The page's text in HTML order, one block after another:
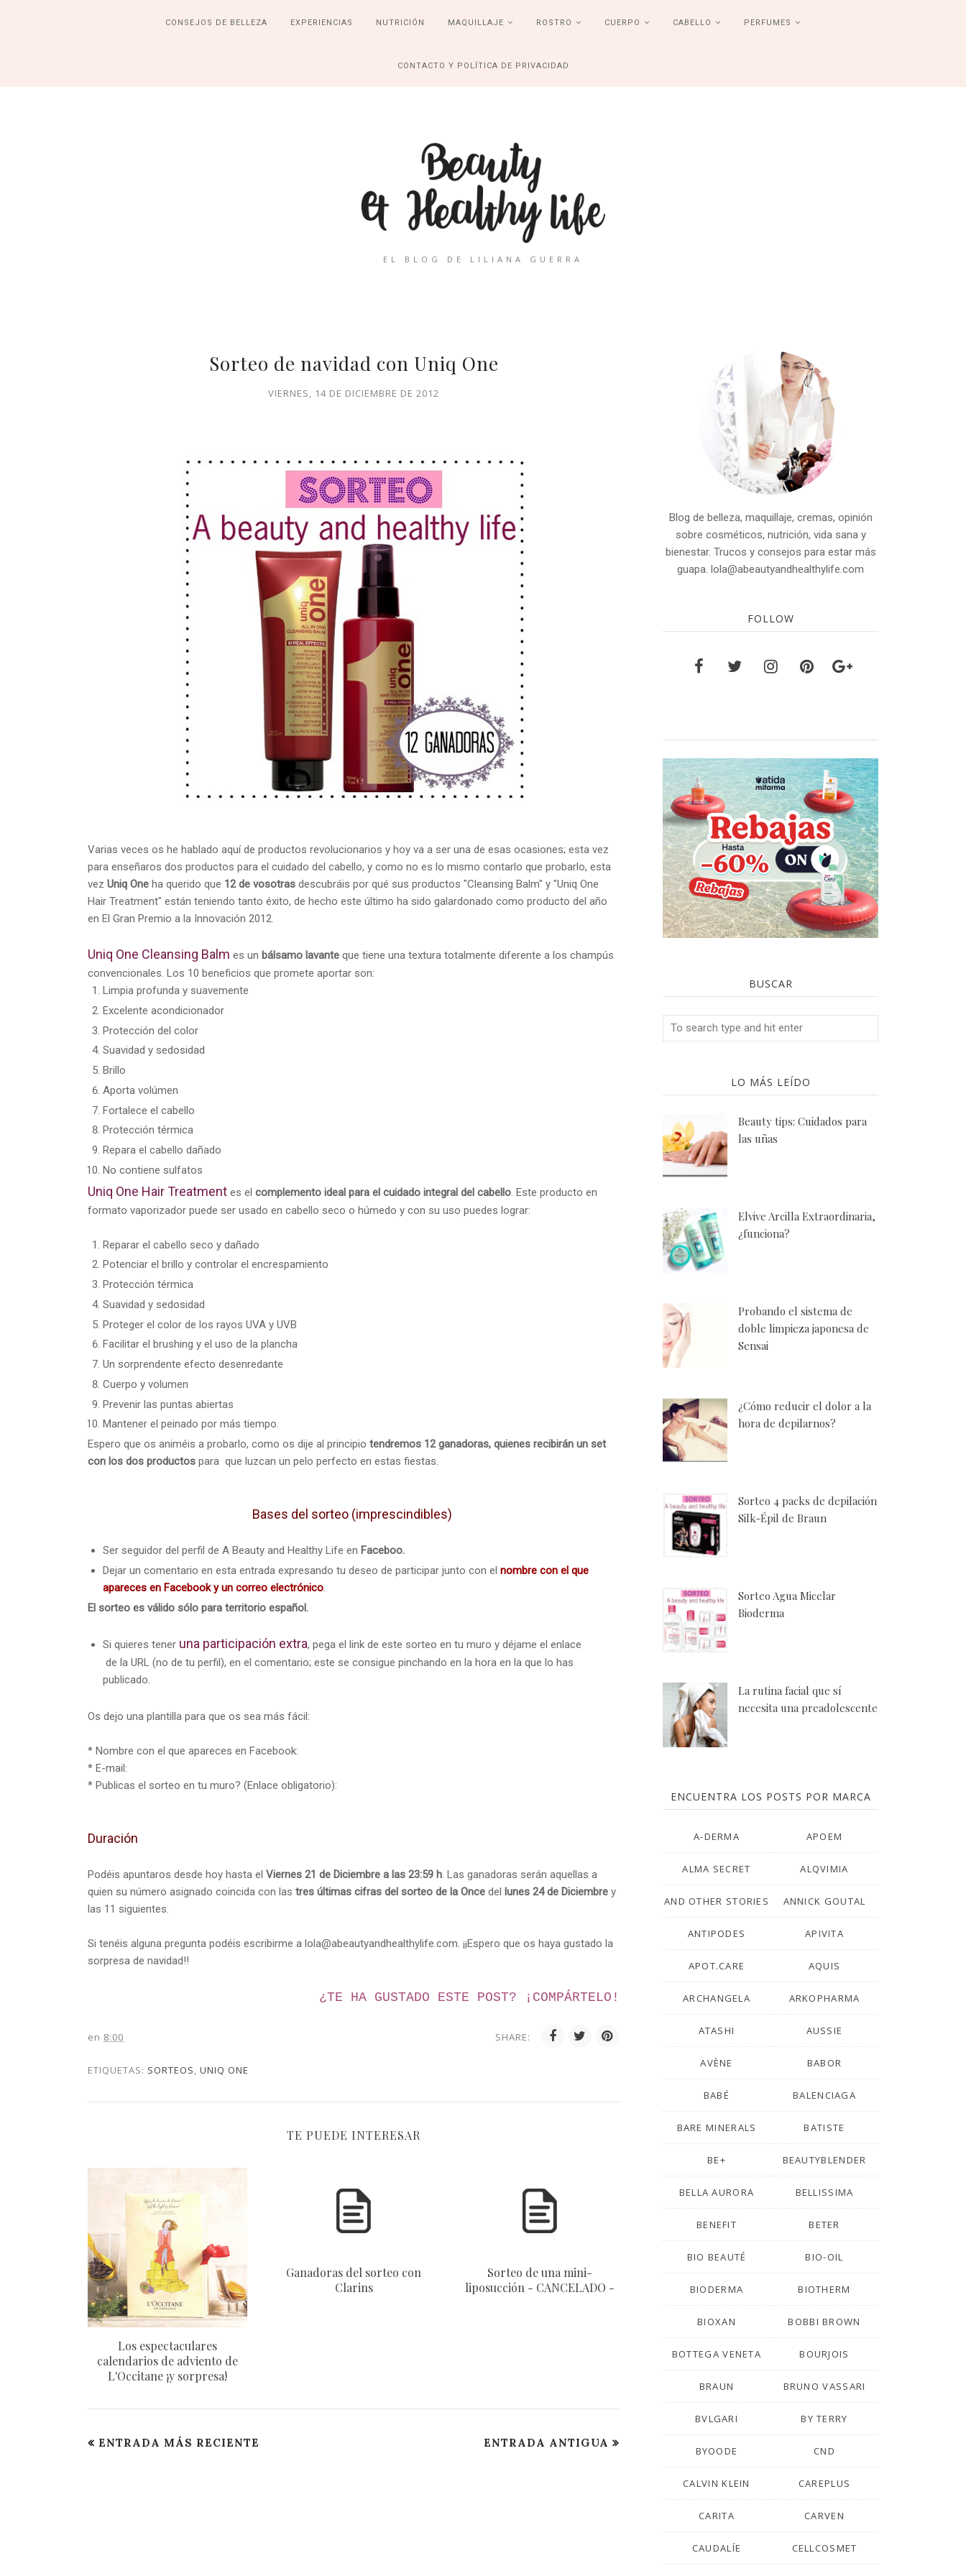
CONSEJOS DE BELLEZA EXPERIENCIAS NUTRICIÓN MAQUILLAJE ROSTRO CUERPO CABELLO PERFUMES
CONTACTO Y POLÍTICA DE PRIVACIDAD
EL BLOG DE LILIANA GUERRA
Sorteo de navidad con Uniq One
VIERNES, 14 DE DICIEMBRE DE 2012
Varias veces os he hablado aquí de productos revolucionarios y hoy va a ser una de esas ocasiones; esta vez
para enseñaros dos productos para el cuidado del cabello, y como no es lo mismo contarlo que probarlo, esta
vez Uniq One ha querido que 12 de vosotras descubráis por qué sus productos "Cleansing Balm" y "Uniq One
Hair Treatment" están teniendo tanto éxito, de hecho este último ha sido galardonado como producto del año
en El Gran Premio a la Innovación 2012.
Uniq One Cleansing Balm es un bálsamo lavante que tiene una textura totalmente diferente a los champús
convencionales. Los 10 beneficios que promete aportar son:
Limpia profunda y suavemente
Excelente acondicionador
Protección del color
Suavidad y sedosidad
Brillo
Aporta volúmen
Fortalece el cabello
Protección térmica
Repara el cabello dañado
No contiene sulfatos
Uniq One Hair Treatment es el complemento ideal para el cuidado integral del cabello . Este producto en
formato vaporizador puede ser usado en cabello seco o húmedo y con su uso puedes lograr:
Reparar el cabello seco y dañado
Potenciar el brillo y controlar el encrespamiento
Protección térmica
Suavidad y sedosidad
Proteger el color de los rayos UVA y UVB
Facilitar el brushing y el uso de la plancha
Un sorprendente efecto desenredante
Cuerpo y volumen
Prevenir las puntas abiertas
Mantener el peinado por más tiempo.
Espero que os animéis a probarlo, como os dije al principio tendremos 12 ganadoras, quienes recibirán un set
con los dos productos para que luzcan un pelo perfecto en estas fiestas.
Bases del sorteo (imprescindibles)
Ser seguidor del perfil de A Beauty and Healthy Life en Faceboo.
Dejar un comentario en esta entrada expresando tu deseo de participar junto con el nombre con el que
apareces en Facebook y un correo electrónico.
El sorteo es válido sólo para territorio español.
Si quieres tener una participación extra, pega el link de este sorteo en tu muro y déjame el enlace
de la URL (no de tu perfil), en el comentario; este se consigue pinchando en la hora en la que lo has
publicado.
Os dejo una plantilla para que os sea más fácil:
* Nombre con el que apareces en Facebook:
* E-mail:
* Publicas el sorteo en tu muro? (Enlace obligatorio):
Duración
Podéis apuntaros desde hoy hasta el Viernes 21 de Diciembre a las 23:59 h. Las ganadoras serán aquellas a
quien su número asignado coincida con las tres últimas cifras del sorteo de la Once del lunes 24 de Diciembre y
las 11 siguientes.
Si tenéis alguna pregunta podéis escribirme a lola@abeautyandhealthylife.com. ¡¡Espero que os haya gustado la
sorpresa de navidad!!
¿TE HA GUSTADO ESTE POST? ¡ COMPÁRTELO!
en 8:00 SHARE:
ETIQUETAS: SORTEOS, UNIQ ONE
TE PUEDE INTERESAR
Los espectaculares
calendarios de adviento de
L'Occitane ¡y sorpresa!
Ganadoras del sorteo con
Clarins
Sorteo de una mini-
liposucción - CANCELADO -
ENTRADA MÁS RECIENTE ENTRADA ANTIGUA
Blog de belleza, maquillaje, cremas, opinión
sobre cosméticos, nutrición, vida sana y
bienestar. Trucos y consejos para estar más
guapa. lola@abeautyandhealthylife.com
FOLLOW
BUSCAR
LO MÁS LEÍDO
Beauty tips: Cuidados para
las uñas
Elvive Arcilla Extraordinaria,
¿funciona?
Probando el sistema de
doble limpieza japonesa de
Sensai
¿Cómo reducir el dolor a la
hora de depilarnos?
Sorteo 4 packs de depilación
Silk-Épil de Braun
Sorteo Agua Micelar
Bioderma
La rutina facial que sí
necesita una preadolescente
ENCUENTRA LOS POSTS POR MARCA
A-DERMA APOEM
ALMA SECRET ALQVIMIA
AND OTHER STORIES ANNICK GOUTAL
ANTIPODES APIVITA
APOT.CARE AQUIS
ARCHANGELA ARKOPHARMA
ATASHI AUSSIE
AVÈNE BABOR
BABÉ BALENCIAGA
BARE MINERALS BATISTE
BE+ BEAUTYBLENDER
BELLA AURORA BELLISSIMA
BENEFIT BETER
BIO BEAUTÉ BIO-OIL
BIODERMA BIOTHERM
BIOXAN BOBBI BROWN
BOTTEGA VENETA BOURJOIS
BRAUN BRUNO VASSARI
BVLGARI BY TERRY
BYOODE CND
CALVIN KLEIN CAREPLUS
CARITA CARVEN
CAUDALÍE CELLCOSMET